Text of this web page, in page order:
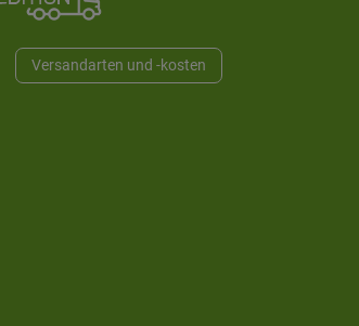
Versandarten und -kosten